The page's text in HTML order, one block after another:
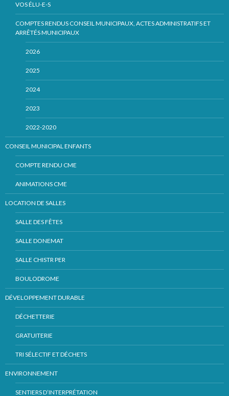
VOS ÉLU-E-S
COMPTES RENDUS CONSEIL MUNICIPAUX, ACTES ADMINISTRATIFS ET
ARRÊTÉS MUNICIPAUX
2026
2025
2024
2023
2022-2020
CONSEIL MUNICIPAL ENFANTS
COMPTE RENDU CME
ANIMATIONS CME
LOCATION DE SALLES
SALLE DES FÊTES
SALLE DONEMAT
SALLE CHISTR PER
BOULODROME
DÉVELOPPEMENT DURABLE
DÉCHETTERIE
GRATUITERIE
TRI SÉLECTIF ET DÉCHETS
ENVIRONNEMENT
SENTIERS D’INTERPRÉTATION